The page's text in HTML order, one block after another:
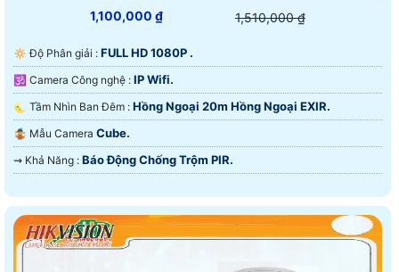
1,100,000 ₫ 1,510,000 ₫
🔅 Độ Phân giải : FULL HD 1080P .
🕉️ Camera Công nghệ : IP Wifi.
🌜 Tầm Nhìn Ban Đêm : Hồng Ngoại 20m Hồng Ngoại EXIR.
🤹 Mẫu Camera Cube.
️⇝ Khả Năng : Báo Động Chống Trộm PIR.